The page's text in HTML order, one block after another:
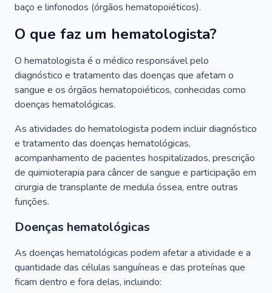
baço e linfonodos (órgãos hematopoiéticos).
O que faz um hematologista?
O hematologista é o médico responsável pelo
diagnóstico e tratamento das doenças que afetam o
sangue e os órgãos hematopoiéticos, conhecidas como
doenças hematológicas.
As atividades do hematologista podem incluir diagnóstico
e tratamento das doenças hematológicas,
acompanhamento de pacientes hospitalizados, prescrição
de quimioterapia para câncer de sangue e participação em
cirurgia de transplante de medula óssea, entre outras
funções.
Doenças hematológicas
As doenças hematológicas podem afetar a atividade e a
quantidade das células sanguíneas e das proteínas que
ficam dentro e fora delas, incluindo: